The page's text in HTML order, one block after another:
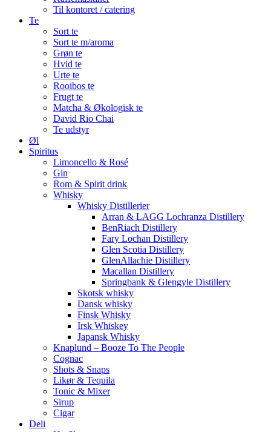
Til kontoret / catering
Te
Sort te
Sort te m/aroma
Grøn te
Hvid te
Urte te
Rooibos te
Frugt te
Matcha & Økologisk te
David Rio Chai
Te udstyr
Øl
Spiritus
Limoncello & Rosé
Gin
Rom & Spirit drink
Whisky
Whisky Distillerier
Arran & LAGG Lochranza Distillery
BenRiach Distillery
Fary Lochan Distillery
Glen Scotia Distillery
GlenAllachie Distillery
Macallan Distillery
Springbank & Glengyle Distillery
Skotsk whisky
Dansk whisky
Finsk Whisky
Irsk Whiskey
Japansk Whisky
Knaplund – Booze To The People
Cognac
Shots & Snaps
Likør & Tequila
Tonic & Mixer
Sirup
Cigar
Deli